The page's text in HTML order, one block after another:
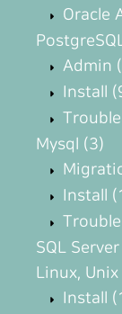
Oracle
Admin
Install
Mysql (3)
Install
SQL Server
Linux, Unix
Install